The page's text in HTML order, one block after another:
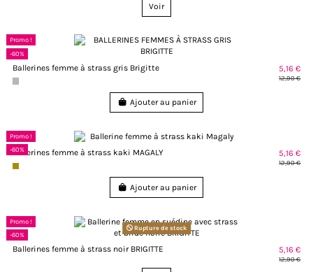
Voir
Promo !
-60%
Ballerines femme à strass gris Brigitte 5,16 €
12,90 €
Ajouter au panier
Promo !
-60%
Ballerines femme à strass kaki MAGALY 5,16 €
12,90 €
Ajouter au panier
Promo !
-60%
Rupture de stock
Ballerines femme à strass noir BRIGITTE 5,16 €
12,90 €